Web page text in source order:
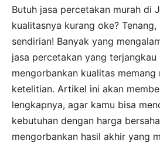
Butuh jasa percetakan murah di
kualitasnya kurang oke?
sendirian! Banyak yang
jasa percetakan yang terjangkau
mengorbankan kualitas memang
ketelitian. Artikel ini akan
lengkapnya, agar kamu bisa
kebutuhan dengan harga
mengorbankan hasil akhir yang